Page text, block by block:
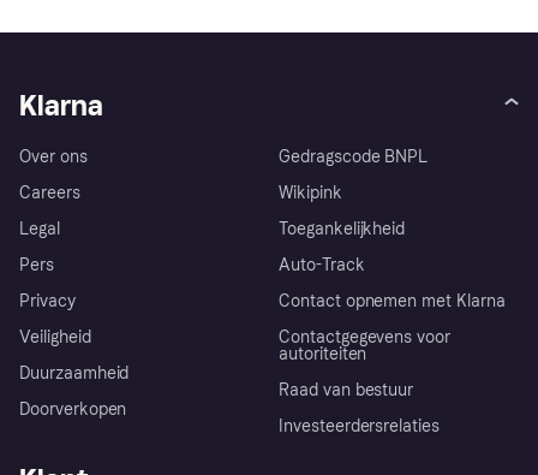
Klarna
Over ons
Careers
Legal
Pers
Privacy
Veiligheid
Duurzaamheid
Doorverkopen
Gedragscode BNPL
Wikipink
Toegankelijkheid
Auto-Track
Contact opnemen met Klarna
Contactgegevens voor
autoriteiten
Raad van bestuur
Investeerdersrelaties